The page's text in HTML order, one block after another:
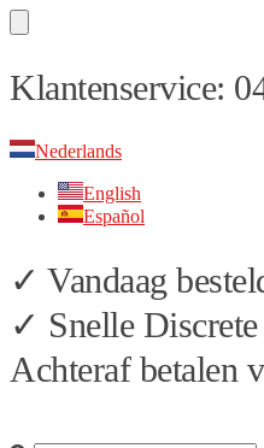
Skip
to
Skip
to
Klantenservice:
Nederlands
English
Español
✓ Vandaag
✓ Snelle
Achteraf betalen